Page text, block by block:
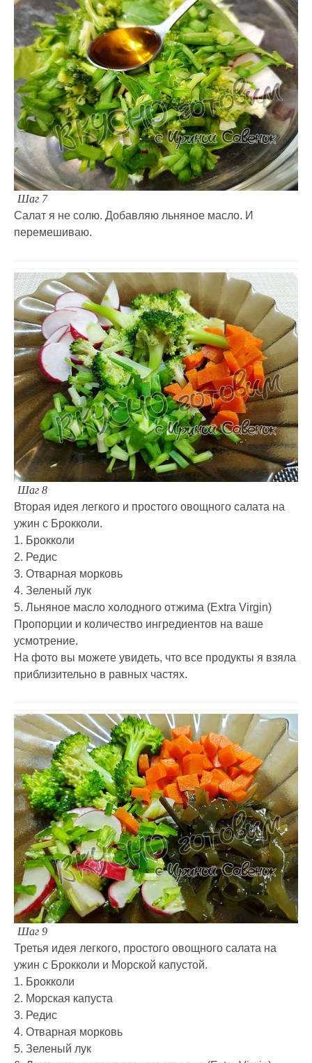
Шаг 7
Салат я не солю. Добавляю льняное масло. И
перемешиваю.
Шаг 8
Вторая идея легкого и простого овощного салата на
ужин с Брокколи.
1. Брокколи
2. Редис
3. Отварная морковь
4. Зеленый лук
5. Льняное масло холодного отжима (Extra Virgin)
Пропорции и количество ингредиентов на ваше
усмотрение.
На фото вы можете увидеть, что все продукты я взяла
приблизительно в равных частях.
Шаг 9
Третья идея легкого, простого овощного салата на
ужин с Брокколи и Морской капустой.
1. Брокколи
2. Морская капуста
3. Редис
4. Отварная морковь
5. Зеленый лук